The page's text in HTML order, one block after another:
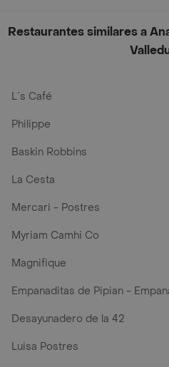
Restaurantes similares a
L´s Café
Philippe
Baskin Robbins
La Cesta
Mercari - Postres
Myriam Camhi Co
Magnifique
Empanaditas de Pipian -
Desayunadero de la 42
Luisa Postres